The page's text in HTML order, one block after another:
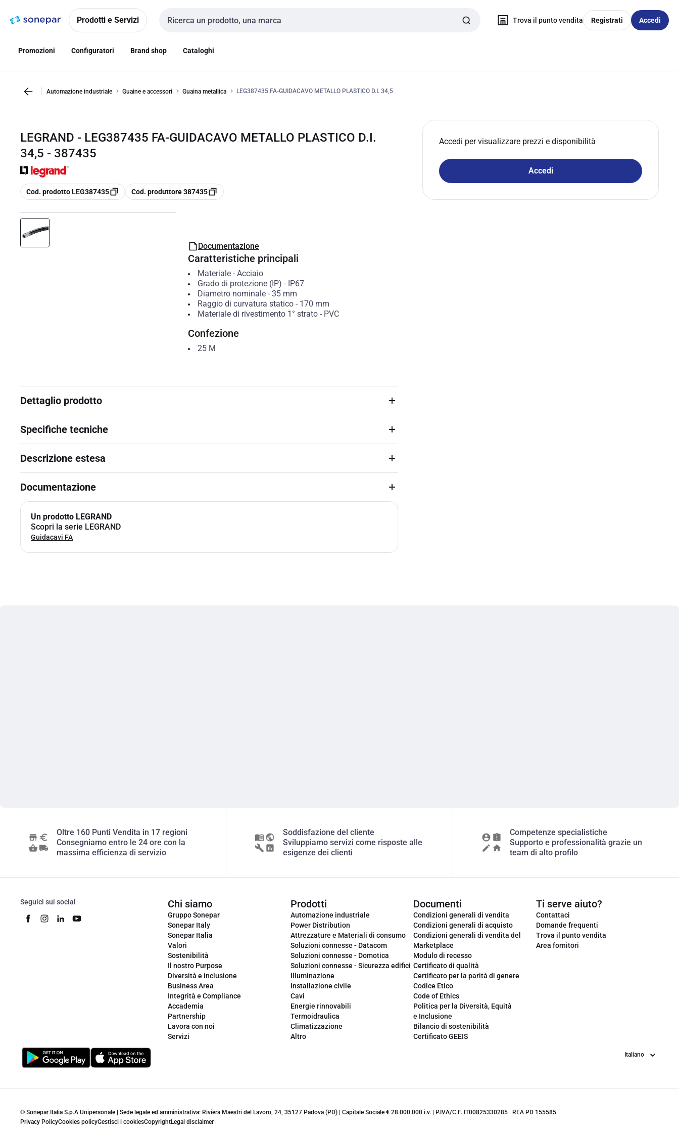
navigazionealla
Prodotti e Servizi
Cerca input
Trova il punto vendita Registrati Accedi
Promozioni Configuratori Brand shop Cataloghi
Automazione industriale Guaine e accessori Guaina metallica LEG387435 FA-GUIDACAVO METALLO PLASTICO D.I. 34,5
LEGRAND - LEG387435 FA-GUIDACAVO METALLO PLASTICO D.I.
34,5 - 387435
copia
Cod. prodotto LEG387435 copia
Cod. produttore 387435
Accedi per visualizzare prezzi e disponibilità
Accedi
Documentazione
Caratteristiche principali
Materiale- Acciaio
Grado di protezione (IP) - IP67
Diametro nominale- 35 mm
Raggio di curvatura statico- 170 mm
Materiale di rivestimento 1° strato- PVC
Confezione
25 M
Dettaglio prodotto
Specifiche tecniche
Descrizione estesa
Documentazione
Un prodotto LEGRAND
Scopri la serie LEGRAND
Guidacavi FA
Oltre 160 Punti Vendita in 17 regioni
Consegniamo entro le 24 ore con la
massima efficienza di servizio
Soddisfazione del cliente
Sviluppiamo servizi come risposte alle
esigenze dei clienti
Competenze specialistiche
Supporto e professionalità grazie un
team di alto profilo
Seguici sui social Chi siamo
Gruppo Sonepar
Sonepar Italy
Sonepar Italia
Valori
Sostenibilità
Il nostro Purpose
Diversità e inclusione
Business Area
Integrità e Compliance
Accademia
Partnership
Lavora con noi
Servizi
Prodotti
Automazione industriale
Power Distribution
Attrezzature e Materiali di consumo
Soluzioni connesse - Datacom
Soluzioni connesse - Domotica
Soluzioni connesse - Sicurezza edifici
Illuminazione
Installazione civile
Cavi
Energie rinnovabili
Termoidraulica
Climatizzazione
Altro
Documenti
Condizioni generali di vendita
Condizioni generali di acquisto
Condizioni generali di vendita del
Marketplace
Modulo di recesso
Certificato di qualità
Certificato per la parità di genere
Codice Etico
Code of Ethics
Politica per la Diversità, Equità
e Inclusione
Bilancio di sostenibilità
Certificato GEEIS
Ti serve aiuto?
Contattaci
Domande frequenti
Trova il punto vendita
Area fornitori
Lingua
© Sonepar Italia S.p.A Unipersonale | Sede legale ed amministrativa: Riviera Maestri del Lavoro, 24, 35127 Padova (PD) | Capitale Sociale € 28.000.000 i.v. | P.IVA/C.F. IT00825330285 | REA PD 155585
Privacy PolicyCookies policyGestisci i cookiesCopyrightLegal disclaimer